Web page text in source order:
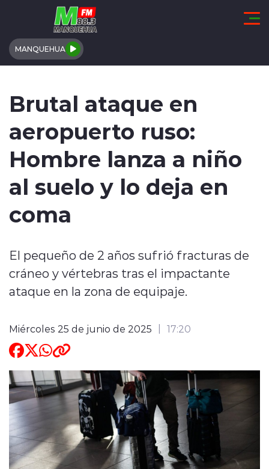
Click acá para ir directamente al contenido
MANQUEHUA
REGIONALES
ACTUALIDAD
INTERNACIONAL
ENTREVISTAS
modo claro
Brutal ataque en
aeropuerto ruso:
Hombre lanza a niño
al suelo y lo deja en
coma
El pequeño de 2 años sufrió fracturas de
cráneo y vértebras tras el impactante
ataque en la zona de equipaje.
Miércoles 25 de junio de 2025 17:20